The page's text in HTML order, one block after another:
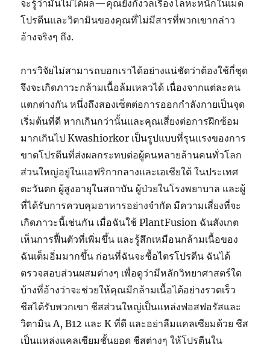
จะรู้ว่ามันไม่ได้ผล—คุณยังกังวลเรื่องโลหะหนักในเม็ด
โปรตีนและวิตามินของคุณที่ไม่มีสารที่พวกเขากล่าว
อ้างจริงๆ ถึง.
การวิจัยไม่สามารถบอกเราได้อย่างแน่ชัดว่าต้องใช้กี่ชุด
จึงจะเกิดภาวะกล้ามเนื้อล้มเหลวได้ เนื่องจากแต่ละคน
แตกต่างกัน หนึ่งถึงสองเซ็ตต่อการออกกำลังกายเป็นจุด
เริ่มต้นที่ดี หากเกินกว่านั้นและคุณเสี่ยงต่อการฝึกซ้อม
มากเกินไป Kwashiorkor เป็นรูปแบบที่รุนแรงของการ
ขาดโปรตีนที่ส่งผลกระทบต่อผู้คนหลายล้านคนทั่วโลก
ส่วนใหญ่อยู่ในแอฟริกากลางและเอเชียใต้ ในประเทศ
ตะวันตก ผู้สูงอายุในสถาบัน ผู้ป่วยในโรงพยาบาล และผู้
ที่ได้รับการควบคุมอาหารอย่างจำกัด มีความเสี่ยงที่จะ
เกิดภาวะนี้เช่นกัน เมื่อฉันใช้ PlantFusion ฉันสังเกต
เห็นการฟื้นตัวที่เพิ่มขึ้น และรู้สึกเหมือนกล้ามเนื้อของ
ฉันเต็มอิ่มมากขึ้น ก่อนที่ฉันจะซื้อไตรโปรตีน ฉันได้
ตรวจสอบส่วนผสมต่างๆ เพื่อดูว่ามีหลักวิทยาศาสตร์ใด
บ้างที่อ้างว่าจะช่วยให้คุณมีกล้ามเนื้อได้อย่างรวดเร็ว
ชีสได้รับพวกเขา ชีสส่วนใหญ่เป็นแหล่งฟอสฟอรัสและ
วิตามิน A, B12 และ K ที่ดี และอย่าลืมแคลเซียมด้วย ชีส
เป็นแหล่งแคลเซียมชั้นยอด ชีสต่างๆ ให้โปรตีนใน